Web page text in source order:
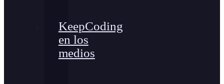
KeepCoding
en los
medios